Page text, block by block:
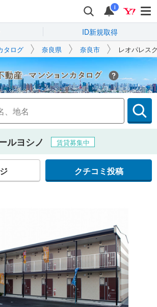
i
ID新規取得
タログ 奈良県 奈良市 レオパレス
Yahoo!不動産
ルヨシノ 賃貸募集中
クチコミ投稿